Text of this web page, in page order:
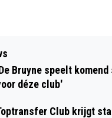
Bruyne speelt komend
déze club'
Club krijgt